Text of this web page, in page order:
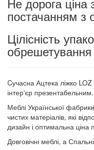
постачанням з
Цілісність
обрешетування
Cучасна Ацтека ліжко
інтер'єр презентабельним.
Меблі Української
чистих матеріалів, які
дизайн і оптимальна ціна
Довговічні меблі, а